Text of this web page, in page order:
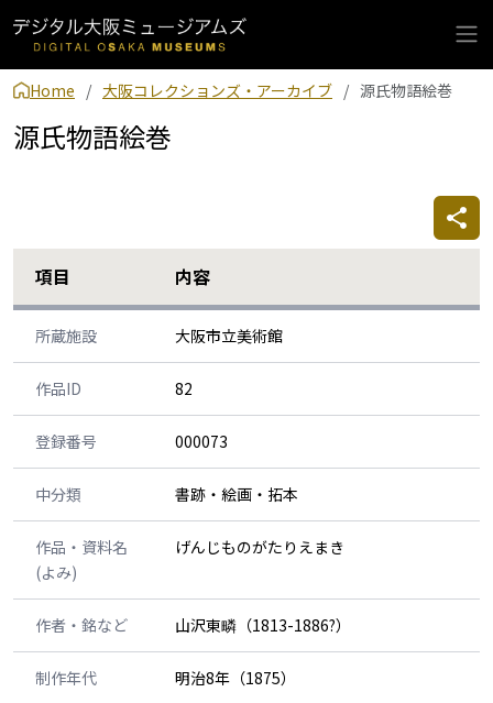
Home 大阪コレクションズ・アーカイブ 源氏物語絵巻
源氏物語絵巻
項目 内容
所蔵施設 大阪市立美術館
作品ID 82
登録番号 000073
中分類 書跡・絵画・拓本
作品・資料名
(よみ)
げんじものがたりえまき
作者・銘など 山沢東疄（1813-1886?）
制作年代 明治8年（1875）